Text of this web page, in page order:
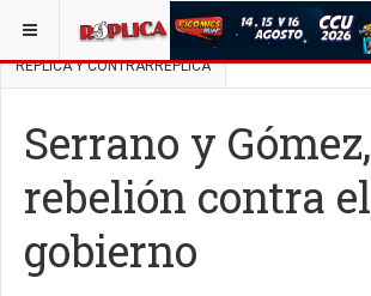
ESTÁ AQUÍ: BUSCAR UN ARTÍCULO EN POLÍTICA
RÉPLICA Y CONTRARRÉPLICA
Serrano y Gómez,
rebelión contra el
gobierno